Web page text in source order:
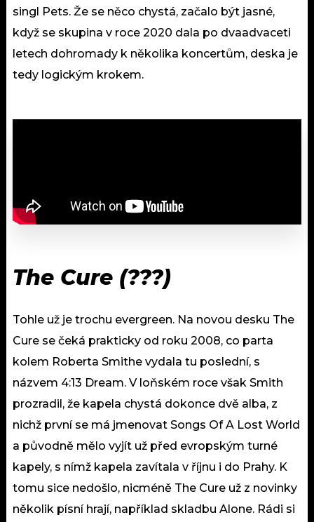
singl Pets. Že se něco chystá, začalo být jasné,
když se skupina v roce 2020 dala po dvaadvaceti
letech dohromady k několika koncertům, deska je
tedy logickým krokem.
The Cure (???)
Tohle už je trochu evergreen. Na novou desku The
Cure se čeká prakticky od roku 2008, co parta
kolem Roberta Smithe vydala tu poslední, s
názvem 4:13 Dream. V loňském roce však Smith
prozradil, že kapela chystá dokonce dvě alba, z
nichž první se má jmenovat Songs Of A Lost World
a původně mělo vyjít už před evropským turné
kapely, s nímž kapela zavítala v říjnu i do Prahy. K
tomu sice nedošlo, nicméně The Cure už z novinky
několik písní hrají, například skladbu Alone. Rádi si